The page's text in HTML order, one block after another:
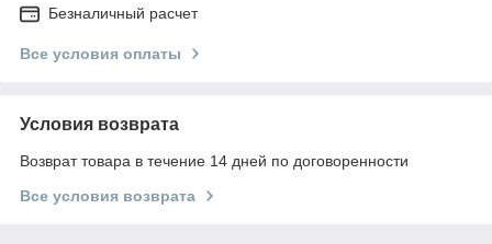
Безналичный расчет
Все условия оплаты
Условия возврата
Возврат товара в течение 14 дней по договоренности
Все условия возврата